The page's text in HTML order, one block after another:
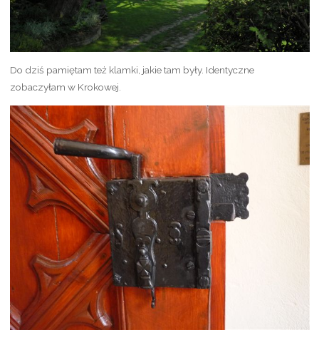
Do dziś pamiętam też klamki, jakie tam były. Identyczne
zobaczyłam w Krokowej.